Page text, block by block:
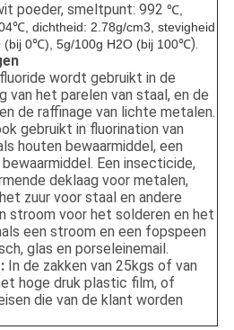
poeder, smeltpunt: 992 ℃,
dichtheid: 2.78g/cm3, stevigheid
(bij 0℃), 5g/100g H2O (bij 100℃).
wordt gebruikt in de
van het parelen van staal, en de
de raffinage van lichte metalen.
gebruikt in fluorination van
houten bewaarmiddel, een
Een insecticide,
deklaag voor metalen,
zuur voor staal en andere
stroom voor het solderen en het
een stroom en een fopspeen
glas en porseleinemail.
In de zakken van 25kgs of van
hoge druk plastic film, of
die van de klant worden